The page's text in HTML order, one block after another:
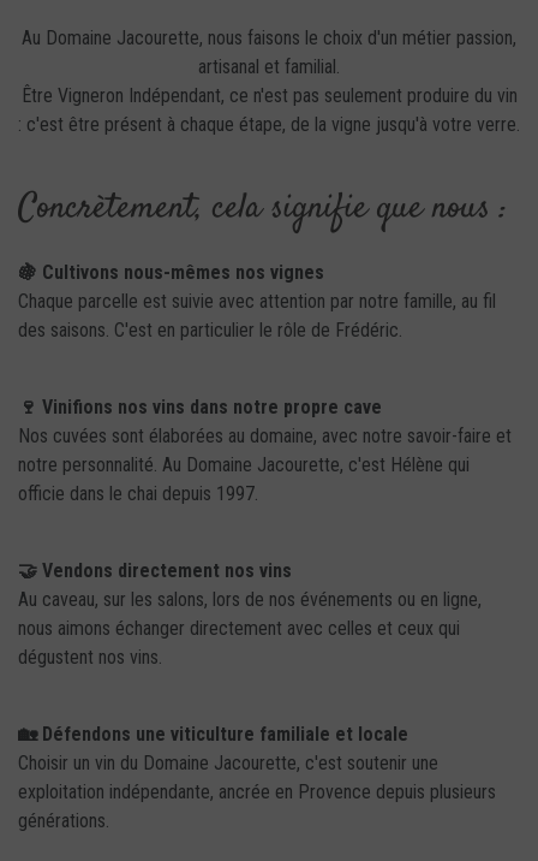
Au Domaine Jacourette, nous faisons le choix d'un métier passion,
artisanal et familial.
Être Vigneron Indépendant, ce n'est pas seulement produire du vin
: c'est être présent à chaque étape, de la vigne jusqu'à votre verre.
Concrètement, cela signifie que nous :
🍇 Cultivons nous-mêmes nos vignes
Chaque parcelle est suivie avec attention par notre famille, au fil
des saisons. C'est en particulier le rôle de Frédéric.
🍷 Vinifions nos vins dans notre propre cave
Nos cuvées sont élaborées au domaine, avec notre savoir-faire et
notre personnalité. Au Domaine Jacourette, c'est Hélène qui
officie dans le chai depuis 1997.
🤝 Vendons directement nos vins
Au caveau, sur les salons, lors de nos événements ou en ligne,
nous aimons échanger directement avec celles et ceux qui
dégustent nos vins.
🏡 Défendons une viticulture familiale et locale
Choisir un vin du Domaine Jacourette, c'est soutenir une
exploitation indépendante, ancrée en Provence depuis plusieurs
générations.